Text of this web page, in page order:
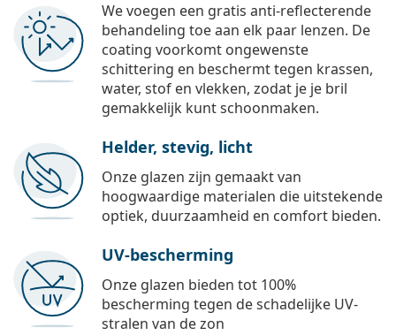
We voegen een gratis anti-reflecterende
behandeling toe aan elk paar lenzen. De
coating voorkomt ongewenste
schittering en beschermt tegen krassen,
water, stof en vlekken, zodat je je bril
gemakkelijk kunt schoonmaken.
Helder, stevig, licht
Onze glazen zijn gemaakt van
hoogwaardige materialen die uitstekende
optiek, duurzaamheid en comfort bieden.
UV-bescherming
Onze glazen bieden tot 100%
bescherming tegen de schadelijke UV-
stralen van de zon